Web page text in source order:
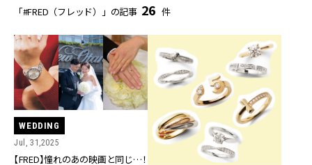
「#FRED（フレッド）」の記事 26 件
WEDDING
Jul, 31,2025
【FRED】憧れのあの映画と同じ…！